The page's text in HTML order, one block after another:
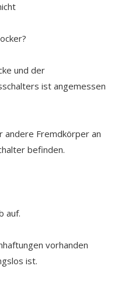
und der
ist angemessen
andere Fremdkörper an
befinden.
auf.
vorhanden
ist.